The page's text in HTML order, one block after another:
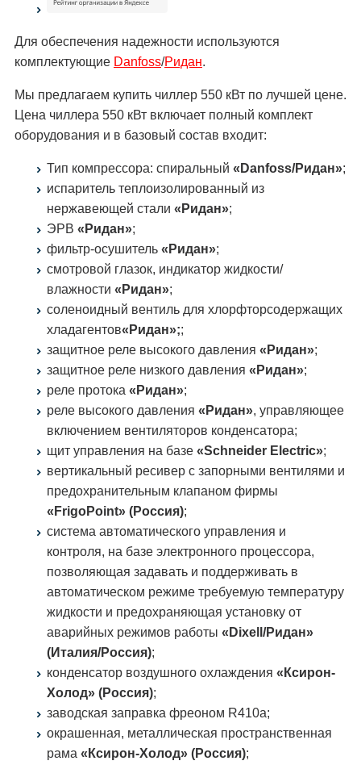
Для обеспечения надежности используются
комплектующие Danfoss/Ридан.
Мы предлагаем купить чиллер 550 кВт по лучшей цене.
Цена чиллера 550 кВт включает полный комплект
оборудования и в базовый состав входит:
Тип компрессора: спиральный «Danfoss/Ридан»;
испаритель теплоизолированный из
нержавеющей стали «Ридан»;
ЭРВ «Ридан»;
фильтр-осушитель «Ридан»;
смотровой глазок, индикатор жидкости/
влажности «Ридан»;
соленоидный вентиль для хлорфторсодержащих
хладагентов«Ридан»;;
защитное реле высокого давления «Ридан»;
защитное реле низкого давления «Ридан»;
реле протока «Ридан»;
реле высокого давления «Ридан», управляющее
включением вентиляторов конденсатора;
щит управления на базе «Schneider Electric»;
вертикальный ресивер с запорными вентилями и
предохранительным клапаном фирмы
«FrigoPoint» (Россия);
система автоматического управления и
контроля, на базе электронного процессора,
позволяющая задавать и поддерживать в
автоматическом режиме требуемую температуру
жидкости и предохраняющая установку от
аварийных режимов работы «Dixell/Ридан»
(Италия/Россия);
конденсатор воздушного охлаждения «Ксирон-
Холод» (Россия);
заводская заправка фреоном R410a;
окрашенная, металлическая пространственная
рама «Ксирон-Холод» (Россия);